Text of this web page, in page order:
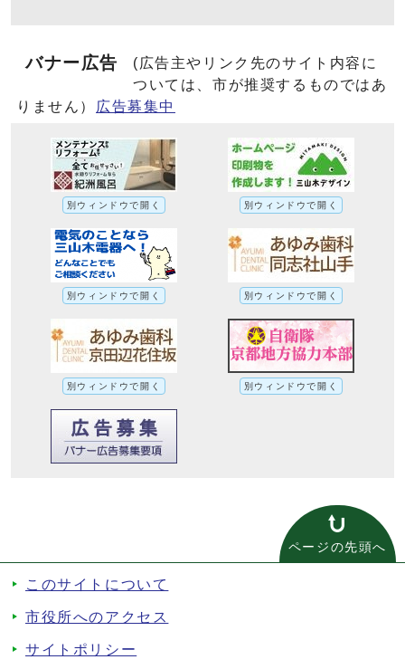
バナー広告
(広告主やリンク先のサイト内容に
ついては、市が推奨するものではあ
りません）
広告募集中
別ウィンドウで開く 別ウィンドウで開く
別ウィンドウで開く 別ウィンドウで開く
別ウィンドウで開く 別ウィンドウで開く
ページの先頭へ
このサイトについて
市役所へのアクセス
サイトポリシー